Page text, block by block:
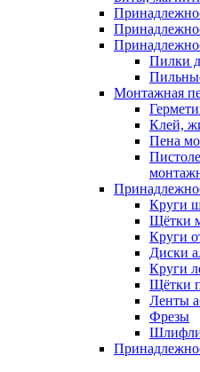
Пилки
Монтажная
Клей,
Пена
Круги
Щётки
Круги
Диски
Круги
Щётки
Ленты
Фрезы